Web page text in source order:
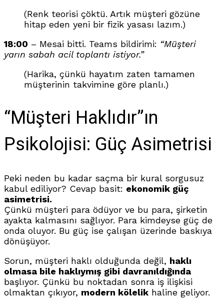
(Renk teorisi çöktü. Artık müşteri gözüne
hitap eden yeni bir fizik yasası lazım.)
18:00 – Mesai bitti. Teams bildirimi: “Müşteri
yarın sabah acil toplantı istiyor.”
(Harika, çünkü hayatım zaten tamamen
müşterinin takvimine göre planlı.)
“Müşteri Haklıdır”ın
Psikolojisi: Güç Asimetrisi
Peki neden bu kadar saçma bir kural sorgusuz
kabul ediliyor? Cevap basit: ekonomik güç
asimetrisi.
Çünkü müşteri para ödüyor ve bu para, şirketin
ayakta kalmasını sağlıyor. Para kimdeyse güç de
onda oluyor. Bu güç ise çalışan üzerinde baskıya
dönüşüyor.
Sorun, müşteri haklı olduğunda değil, haklı
olmasa bile haklıymış gibi davranıldığında
başlıyor. Çünkü bu noktadan sonra iş ilişkisi
olmaktan çıkıyor, modern kölelik haline geliyor.